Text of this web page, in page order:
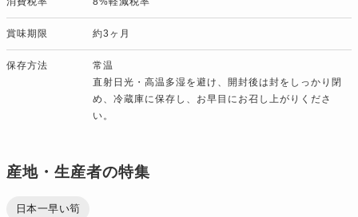
賞味期限 約3ヶ月
保存方法
常温
直射日光・高温多湿を避け、開封後は封をしっかり閉
め、冷蔵庫に保存し、お早目にお召し上がりくださ
い。
産地・生産者の特集
日本一早い筍